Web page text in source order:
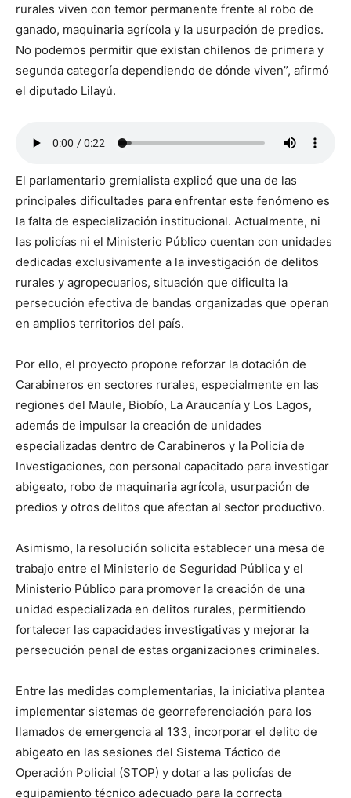
rurales viven con temor permanente frente al robo de
ganado, maquinaria agrícola y la usurpación de predios.
No podemos permitir que existan chilenos de primera y
segunda categoría dependiendo de dónde viven”, afirmó
el diputado Lilayú.
El parlamentario gremialista explicó que una de las
principales dificultades para enfrentar este fenómeno es
la falta de especialización institucional. Actualmente, ni
las policías ni el Ministerio Público cuentan con unidades
dedicadas exclusivamente a la investigación de delitos
rurales y agropecuarios, situación que dificulta la
persecución efectiva de bandas organizadas que operan
en amplios territorios del país.
Por ello, el proyecto propone reforzar la dotación de
Carabineros en sectores rurales, especialmente en las
regiones del Maule, Biobío, La Araucanía y Los Lagos,
además de impulsar la creación de unidades
especializadas dentro de Carabineros y la Policía de
Investigaciones, con personal capacitado para investigar
abigeato, robo de maquinaria agrícola, usurpación de
predios y otros delitos que afectan al sector productivo.
Asimismo, la resolución solicita establecer una mesa de
trabajo entre el Ministerio de Seguridad Pública y el
Ministerio Público para promover la creación de una
unidad especializada en delitos rurales, permitiendo
fortalecer las capacidades investigativas y mejorar la
persecución penal de estas organizaciones criminales.
Entre las medidas complementarias, la iniciativa plantea
implementar sistemas de georreferenciación para los
llamados de emergencia al 133, incorporar el delito de
abigeato en las sesiones del Sistema Táctico de
Operación Policial (STOP) y dotar a las policías de
equipamiento técnico adecuado para la correcta